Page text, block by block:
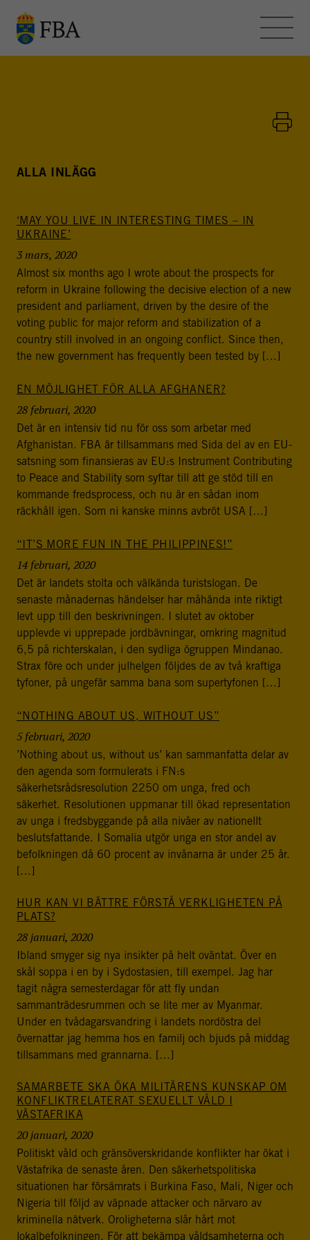
HEMSIDAN
FBA - BLOGGEN
FBA arbetar med internationella fredsinsatser och
utvecklingssamarbete. Myndigheten bedriver
utbildning, forskning och metodutveckling för att stödja
freds- och statsbyggande i konflikt- och
postkonfliktländer. Vi bidrar även med civil personal
och expertis till freds- och valobservationsinsatser som
leds av EU, FN och OSSE. Myndigheten har fått sitt
SOCIALA MEDIER
Instagram
Facebook
Twitter
LinkedIn
KONTAKTA FOLKE BERNADOTTEAKADEMIN
010-456 23 0
Mail
Sök efter:
ALLA INLÄGG
‘MAY YOU LIVE IN INTERESTING TIMES – IN
UKRAINE’
3 mars, 2020
Almost six months ago I wrote about the prospects for
reform in Ukraine following the decisive election of a new
president and parliament, driven by the desire of the
voting public for major reform and stabilization of a
country still involved in an ongoing conflict. Since then,
the new government has frequently been tested by […]
EN MÖJLIGHET FÖR ALLA AFGHANER?
28 februari, 2020
Det är en intensiv tid nu för oss som arbetar med
Afghanistan. FBA är tillsammans med Sida del av en EU-
satsning som finansieras av EU:s Instrument Contributing
to Peace and Stability som syftar till att ge stöd till en
kommande fredsprocess, och nu är en sådan inom
räckhåll igen. Som ni kanske minns avbröt USA […]
“IT’S MORE FUN IN THE PHILIPPINES!”
14 februari, 2020
Det är landets stolta och välkända turistslogan. De
senaste månadernas händelser har måhända inte riktigt
levt upp till den beskrivningen. I slutet av oktober
upplevde vi upprepade jordbävningar, omkring magnitud
6,5 på richterskalan, i den sydliga ögruppen Mindanao.
Strax före och under julhelgen följdes de av två kraftiga
tyfoner, på ungefär samma bana som supertyfonen […]
“NOTHING ABOUT US, WITHOUT US”
5 februari, 2020
’Nothing about us, without us’ kan sammanfatta delar av
den agenda som formulerats i FN:s
säkerhetsrådsresolution 2250 om unga, fred och
säkerhet. Resolutionen uppmanar till ökad representation
av unga i fredsbyggande på alla nivåer av nationellt
beslutsfattande. I Somalia utgör unga en stor andel av
befolkningen då 60 procent av invånarna är under 25 år.
[…]
HUR KAN VI BÄTTRE FÖRSTÅ VERKLIGHETEN PÅ
PLATS?
28 januari, 2020
Ibland smyger sig nya insikter på helt oväntat. Över en
skål soppa i en by i Sydostasien, till exempel. Jag har
tagit några semesterdagar för att fly undan
sammanträdesrummen och se lite mer av Myanmar.
Under en tvådagarsvandring i landets nordöstra del
övernattar jag hemma hos en familj och bjuds på middag
tillsammans med grannarna. […]
SAMARBETE SKA ÖKA MILITÄRENS KUNSKAP OM
KONFLIKTRELATERAT SEXUELLT VÅLD I
VÄSTAFRIKA
20 januari, 2020
Politiskt våld och gränsöverskridande konflikter har ökat i
Västafrika de senaste åren. Den säkerhetspolitiska
situationen har försämrats i Burkina Faso, Mali, Niger och
Nigeria till följd av väpnade attacker och närvaro av
kriminella nätverk. Oroligheterna slår hårt mot
lokalbefolkningen. För att bekämpa våldsamheterna och